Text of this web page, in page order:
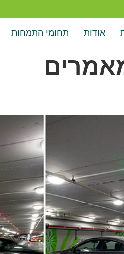
אודות תחומי התמחות